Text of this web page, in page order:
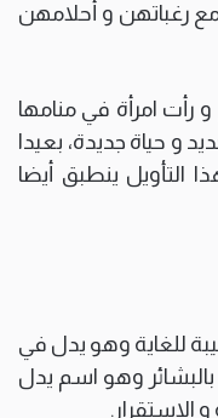
مع رغباتهن و أحلامهن
رأت امرأة في منامها
و حياة جديدة، بعيدا
التأويل ينطبق أيضا
للغاية وهو يدل في
بالبشائر وهو اسم يدل
الاستقرار.